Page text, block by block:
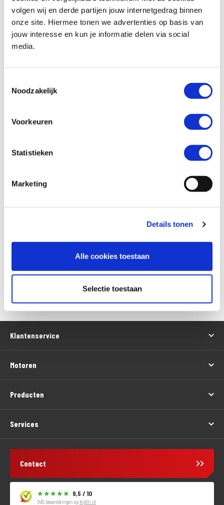
volgen wij en derde partijen jouw internetgedrag binnen
onze site. Hiermee tonen we advertenties op basis van
jouw interesse en kun je informatie delen via social
media.
Noodzakelijk
Voorkeuren
Statistieken
Marketing
Details tonen
Alle cookies toestaan
Selectie toestaan
E-mailadres *
Klantenservice
Motoren
Producten
Services
Contact
9,5 / 10
3415 beoordelingen op KiyOh.nl